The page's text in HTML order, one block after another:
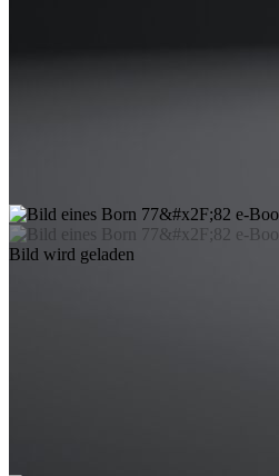
Bild wird geladen